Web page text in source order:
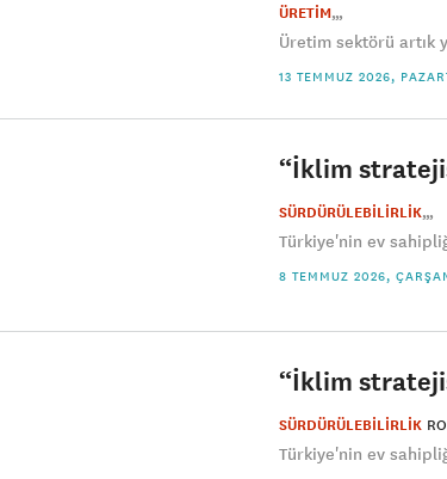
ÜRETİM
Üretim sektörü artık
13 TEMMUZ 2026,
“İklim
SÜRDÜRÜLEBİLİRLİK
Türkiye'nin ev
8 TEMMUZ 2026,
“İklim
SÜRDÜRÜLEBİLİRLİK
Türkiye'nin ev